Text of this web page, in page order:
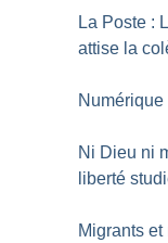
La Poste :
attise la
Ni Dieu ni
liberté
Migrants